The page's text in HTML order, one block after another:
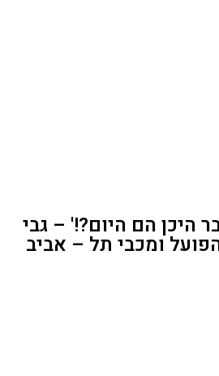
היכן הם היום?!' – גבי
ומכבי תל – אביב